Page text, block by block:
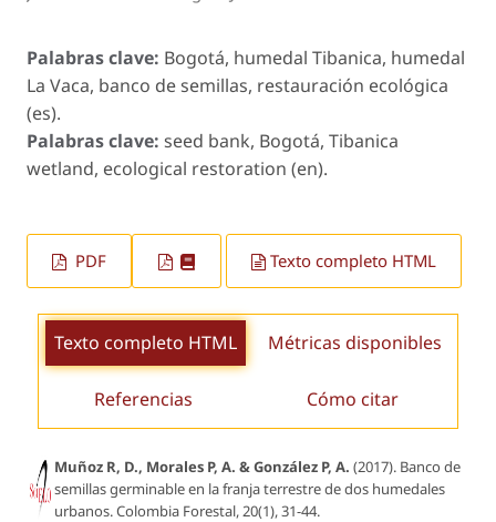
Palabras clave: Bogotá, humedal Tibanica, humedal
La Vaca, banco de semillas, restauración ecológica
(es).
Palabras clave: seed bank, Bogotá, Tibanica
wetland, ecological restoration (en).
PDF Texto completo HTML
Texto completo HTML Métricas disponibles
Referencias Cómo citar
Muñoz R, D., Morales P, A. & González P, A. (2017). Banco de
semillas germinable en la franja terrestre de dos humedales
urbanos.Colombia Forestal, 20(1), 31-44.